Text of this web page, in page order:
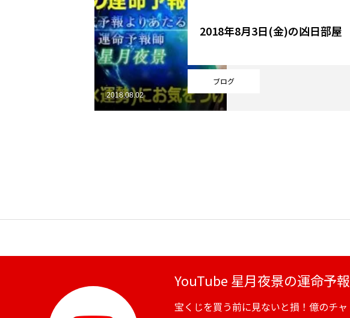
YouTube
Online Store
ブログ
2018年8月3日(金)の凶日部屋
2018.08.02
YouTube 星月夜景の運命予報
宝くじを買う前に見ないと損！億のチャ